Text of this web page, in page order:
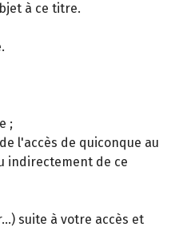
à ce titre.
;
l'accès de quiconque au
indirectement de ce
suite à votre accès et